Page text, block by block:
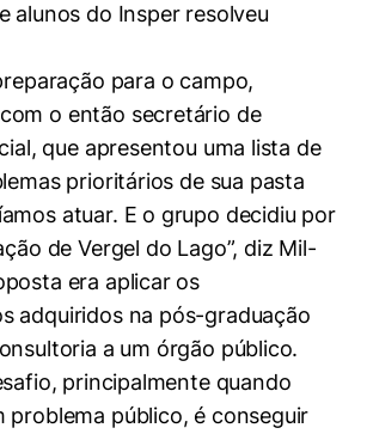
alunos do Insper resolveu
para o campo,
o então secretário de
que apresentou uma lista de
prioritários de sua pasta
atuar. E o grupo decidiu por
de Vergel do Lago”, diz Mil-
era aplicar os
adquiridos na pós-graduação
a um órgão público.
principalmente quando
problema público, é conseguir